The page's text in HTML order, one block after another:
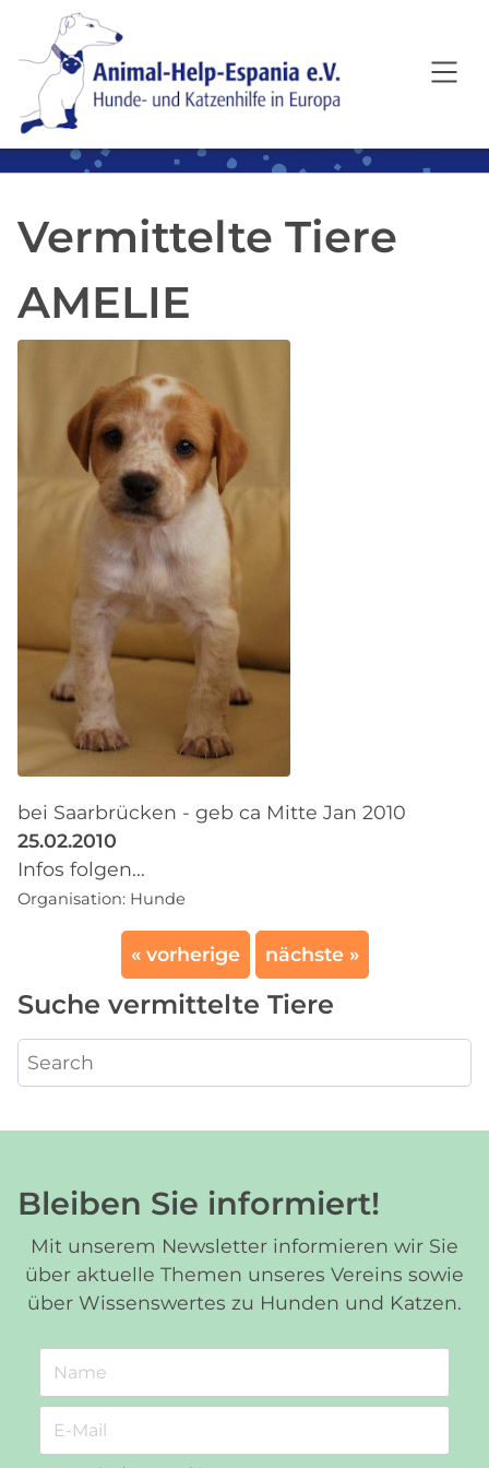
SKIP TO MAIN CONTENT
Vermittelte Tiere
AMELIE
bei Saarbrücken - geb ca Mitte Jan 2010
25.02.2010
Infos folgen...
Organisation: Hunde
« vorherige nächste »
Suche vermittelte Tiere
Bleiben Sie informiert!
Mit unserem Newsletter informieren wir Sie
über aktuelle Themen unseres Vereins sowie
über Wissenswertes zu Hunden und Katzen.